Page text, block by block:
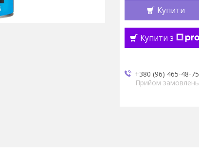
Купити
Купити з
+380 (96) 465-48-75
Прийом замовлень